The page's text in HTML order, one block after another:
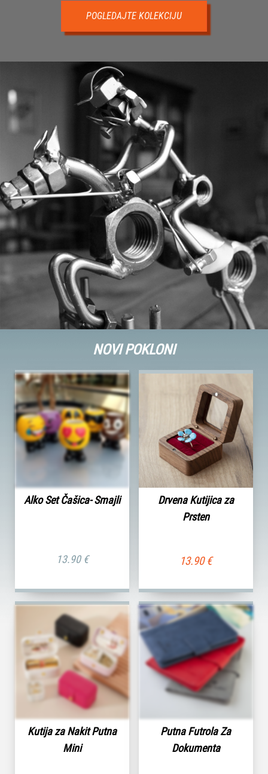
POGLEDAJTE KOLEKCIJU
NOVI POKLONI
Alko Set Čašica- Smajli
13.90 €
Drvena Kutijica za
Prsten
13.90€
Kutija za Nakit Putna
Mini
Putna Futrola Za
Dokumenta